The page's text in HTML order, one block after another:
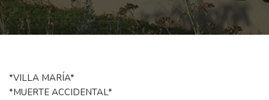
*VILLA MARÍA*
*MUERTE ACCIDENTAL*